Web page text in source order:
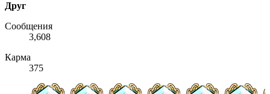
Друг
Сообщения
3,608
Карма
375